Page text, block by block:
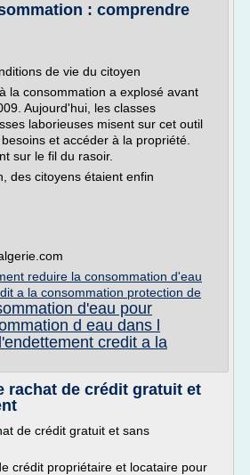
: comprendre
de vie du citoyen
la consommation a explosé avant
Aujourd'hui, les classes
laborieuses misent sur cet outil
et accéder à la propriété.
sur le fil du rasoir.
des citoyens étaient enfin
reduire la consommation d'eau
a la consommation protection de
d'eau pour
d eau dans l
credit a la
rachat de crédit gratuit et
de crédit gratuit et sans
crédit propriétaire et locataire pour